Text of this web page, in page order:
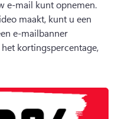
maakt, kunt u een
e-mailbanner
kortingspercentage,